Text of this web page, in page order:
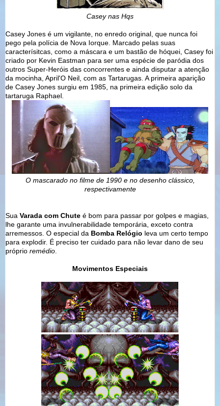
Casey nas Hqs
Casey Jones é um vigilante, no enredo original, que nunca foi
pego pela polícia de Nova Iorque. Marcado pelas suas
caracterísitcas, como a máscara e um bastão de hóquei, Casey foi
criado por Kevin Eastman para ser uma espécie de paródia dos
outros Super-Heróis das concorrentes e ainda disputar a atenção
da mocinha, April'O Neil, com as Tartarugas. A primeira aparição
de Casey Jones surgiu em 1985, na primeira edição solo da
tartaruga Raphael.
O mascarado no filme de 1990 e no desenho clássico,
respectivamente
Sua Varada com Chute é bom para passar por golpes e magias,
lhe garante uma invulnerabilidade temporária, exceto contra
arremessos. O especial da Bomba Relógio leva um certo tempo
para explodir. É preciso ter cuidado para não levar dano de seu
próprio remédio
Movimentos Especiais